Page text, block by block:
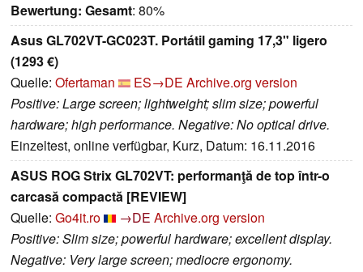
Bewertung: Gesamt: 80%
Asus GL702VT-GC023T. Portátil gaming 17,3" ligero
(1293 €)
Quelle: Ofertaman ES→DE Archive.org version
Positive: Large screen; lightweight; slim size; powerful
hardware; high performance. Negative: No optical drive.
Einzeltest, online verfügbar, Kurz, Datum: 16.11.2016
ASUS ROG Strix GL702VT: performanţă de top într-o
carcasă compactă [REVIEW]
Quelle: Go4it.ro →DE Archive.org version
Positive: Slim size; powerful hardware; excellent display.
Negative: Very large screen; mediocre ergonomy.